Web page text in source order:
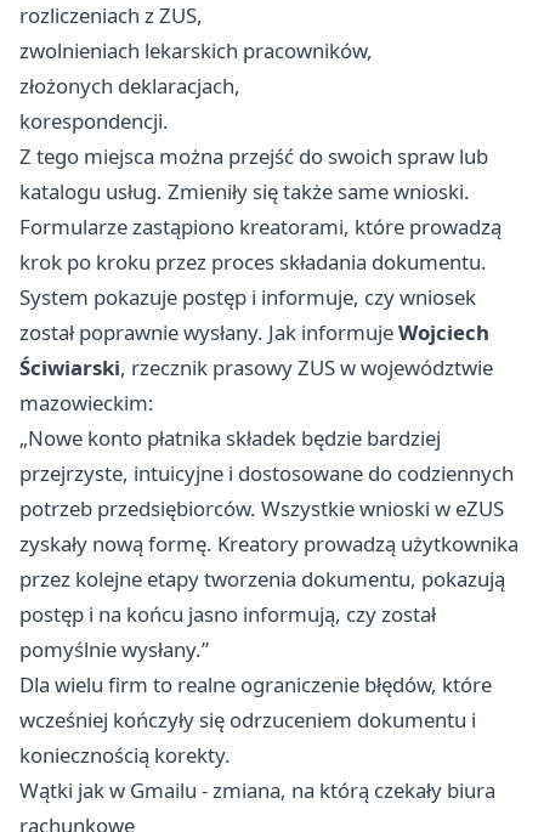
rozliczeniach z ZUS,
zwolnieniach lekarskich pracowników,
złożonych deklaracjach,
korespondencji.
Z tego miejsca można przejść do swoich spraw lub
katalogu usług. Zmieniły się także same wnioski.
Formularze zastąpiono kreatorami, które prowadzą
krok po kroku przez proces składania dokumentu.
System pokazuje postęp i informuje, czy wniosek
został poprawnie wysłany. Jak informujeWojciech
Ściwiarski, rzecznik prasowy ZUS w województwie
mazowieckim:
„Nowe konto płatnika składek będzie bardziej
przejrzyste, intuicyjne i dostosowane do codziennych
potrzeb przedsiębiorców. Wszystkie wnioski w eZUS
zyskały nową formę. Kreatory prowadzą użytkownika
przez kolejne etapy tworzenia dokumentu, pokazują
postęp i na końcu jasno informują, czy został
pomyślnie wysłany.”
Dla wielu firm to realne ograniczenie błędów, które
wcześniej kończyły się odrzuceniem dokumentu i
koniecznością korekty.
Wątki jak w Gmailu - zmiana, na którą czekały biura
rachunkowe